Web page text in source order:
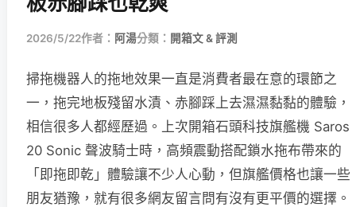
2026/5/22作者： 阿湯分類： 開箱文 & 評測
掃拖機器人的拖地效果一直是消費者最在意的環節之
一，拖完地板殘留水漬、赤腳踩上去濕濕黏黏的體驗，
相信很多人都經歷過。上次開箱石頭科技旗艦機 Saros
20 Sonic 聲波騎士時，高頻震動搭配鎖水拖布帶來的
「即拖即乾」體驗讓不少人心動，但旗艦價格也讓一些
朋友猶豫，就有很多網友留言問有沒有更平價的選擇。